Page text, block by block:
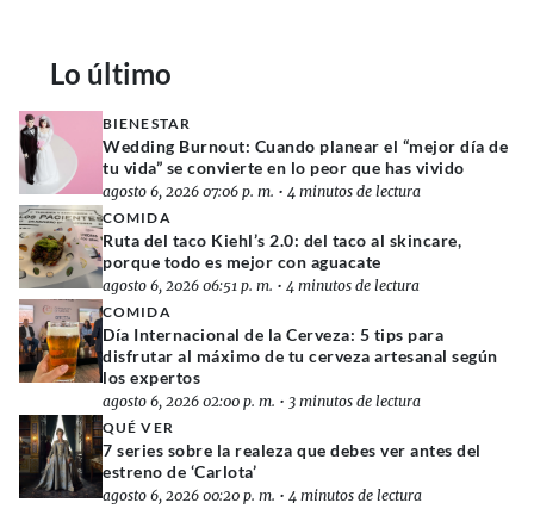
Lo último
BIENESTAR
Wedding Burnout: Cuando planear el “mejor día de
tu vida” se convierte en lo peor que has vivido
agosto 6, 2026 07:06 p. m. • 4 minutos de lectura
COMIDA
Ruta del taco Kiehl’s 2.0: del taco al skincare,
porque todo es mejor con aguacate
agosto 6, 2026 06:51 p. m. • 4 minutos de lectura
COMIDA
Día Internacional de la Cerveza: 5 tips para
disfrutar al máximo de tu cerveza artesanal según
los expertos
agosto 6, 2026 02:00 p. m. • 3 minutos de lectura
QUÉ VER
7 series sobre la realeza que debes ver antes del
estreno de ‘Carlota’
agosto 6, 2026 00:20 p. m. • 4 minutos de lectura